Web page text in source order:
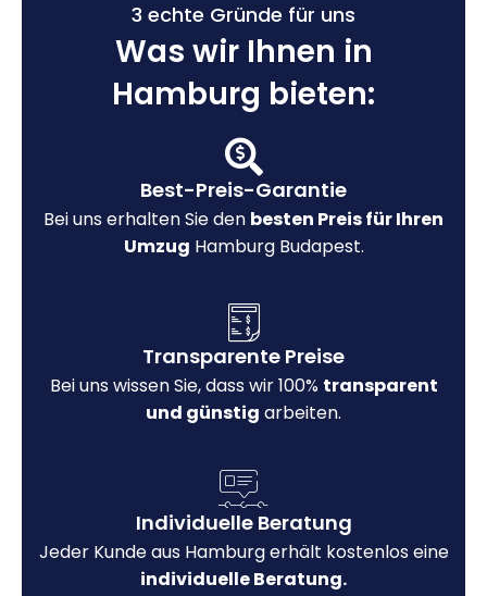
3 echte Gründe für uns
Was wir Ihnen in
Hamburg bieten:
Best-Preis-Garantie
Bei uns erhalten Sie den besten Preis für Ihren
Umzug Hamburg Budapest.
Transparente Preise
Bei uns wissen Sie, dass wir 100% transparent
und günstig arbeiten.
Individuelle Beratung
Jeder Kunde aus Hamburg erhält kostenlos eine
individuelle Beratung.